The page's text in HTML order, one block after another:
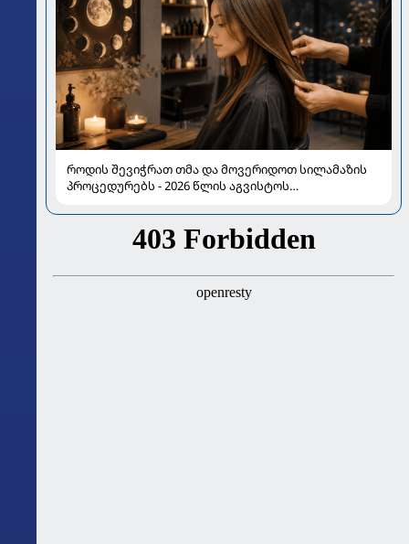
როდის შევიჭრათ თმა და მოვერიდოთ სილამაზის
პროცედურებს - 2026 წლის აგვისტოს